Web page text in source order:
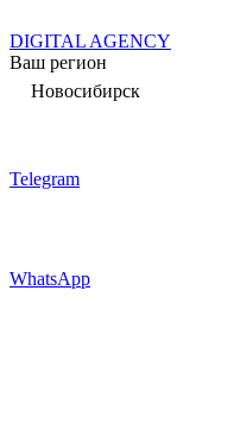
DIGITAL AGENCY
Ваш регион
Новосибирск
Telegram
WhatsApp